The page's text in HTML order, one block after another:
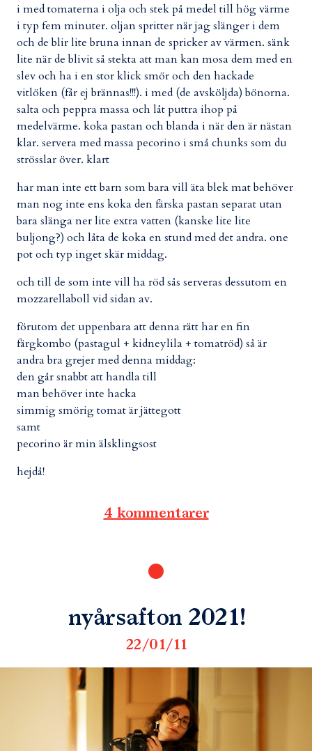
i med tomaterna i olja och stek på medel till hög värme
i typ fem minuter. oljan spritter när jag slänger i dem
och de blir lite bruna innan de spricker av värmen. sänk
lite när de blivit så stekta att man kan mosa dem med en
slev och ha i en stor klick smör och den hackade
vitlöken (får ej brännas!!!). i med (de avsköljda) bönorna.
salta och peppra massa och låt puttra ihop på
medelvärme. koka pastan och blanda i när den är nästan
klar. servera med massa pecorino i små chunks som du
strösslar över. klart
har man inte ett barn som bara vill äta blek mat behöver
man nog inte ens koka den färska pastan separat utan
bara slänga ner lite extra vatten (kanske lite lite
buljong?) och låta de koka en stund med det andra. one
pot och typ inget skär middag.
och till de som inte vill ha röd sås serveras dessutom en
mozzarellaboll vid sidan av.
förutom det uppenbara att denna rätt har en fin
färgkombo (pastagul + kidneylila + tomatröd) så är
andra bra grejer med denna middag:
den går snabbt att handla till
man behöver inte hacka
simmig smörig tomat är jättegott
samt
pecorino är min älsklingsost
hejdå!
4 kommentarer
nyårsafton 2021!
22/01/11